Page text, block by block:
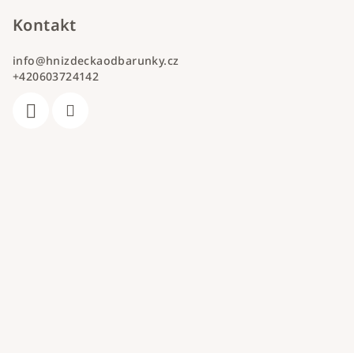
Kontakt
info@hnizdeckaodbarunky.cz
+420603724142